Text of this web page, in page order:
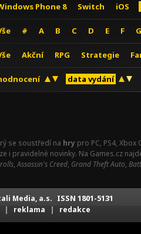
Phone 8
Switch iOS
# A B C D E F G
Akční RPG Strategie
data vydání
se soustředí na hry pro PC, PS4, Xbox
i pravidelné novinky. Na Games.cz
,Assassin's Creed, Grand Theft Auto,
Media, a.s. ISSN 1801-5131
| reklama | redakce